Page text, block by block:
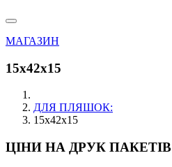
МАГАЗИН
15х42х15
ДЛЯ ПЛЯШОК:
15х42х15
ЦІНИ НА ДРУК ПАКЕТІВ